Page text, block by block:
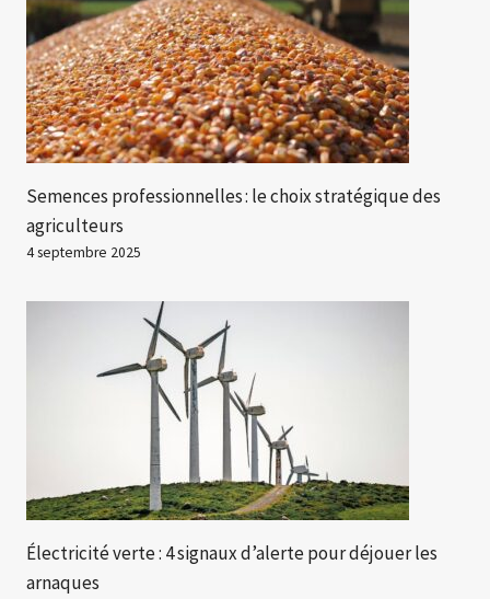
Semences professionnelles : le choix stratégique des
agriculteurs
4 septembre 2025
Électricité verte : 4 signaux d’alerte pour déjouer les
arnaques